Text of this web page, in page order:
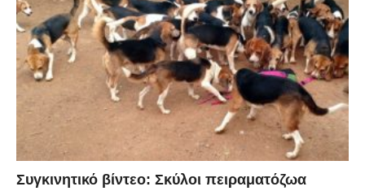
Συγκινητικό βίντεο: Σκύλοι πειραματόζωα